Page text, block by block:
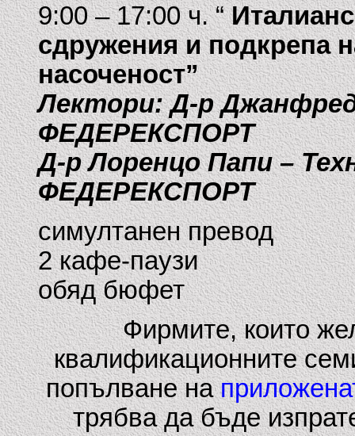
9:00 – 17:00 ч. “
сдружения и подкрепа
насоченост”
Лектори: Д-р
ФЕДЕРЕКСПОРТ
Д-р Лоренцо Папи –
ФЕДЕРЕКСПОРТ
симултанен превод
2 кафе-паузи
обяд бюфет
Фирмите, които
квалификационните
попълване на
трябва да бъде